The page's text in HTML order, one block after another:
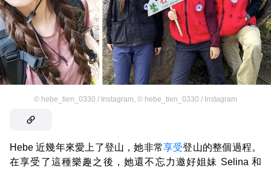
© hebe_tien_0330 / Instagram, © hebe_tien_0330 / Instagram
Hebe 近幾年來愛上了登山，她非常享受登山的整個過程。
在享受了這種樂趣之後，她還不忘力邀好姐妹 Selina 和